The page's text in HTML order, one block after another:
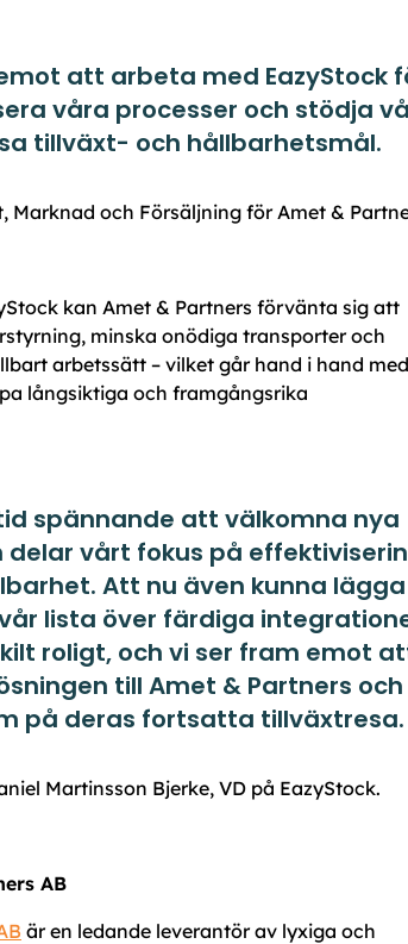
att arbeta med EazyStock
våra processer och stödja
tillväxt- och hållbarhetsmål.
Marknad och Försäljning för Amet &
kan Amet & Partners förvänta sig att
minska onödiga transporter och
arbetssätt – vilket går hand i hand med
långsiktiga och framgångsrika
spännande att välkomna nya
delar vårt fokus på
Att nu även kunna
lista över färdiga
roligt, och vi ser fram emot
till Amet & Partners och
på deras fortsatta tillväxtresa.
Martinsson Bjerke, VD på EazyStock.
AB
är en ledande leverantör av lyxiga och